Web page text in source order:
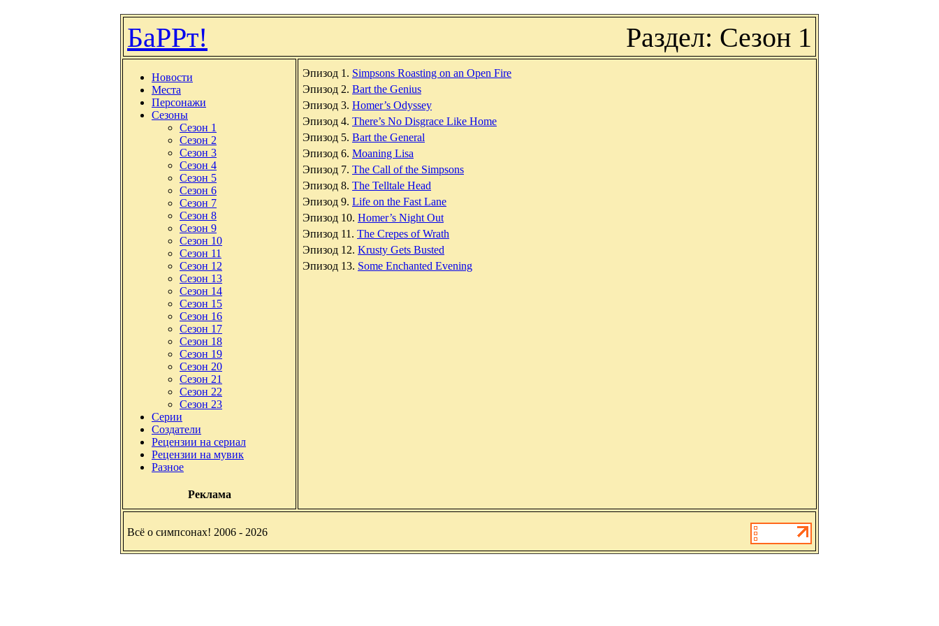
БаРРт! Раздел: Сезон 1
Новости
Места
Персонажи
Сезоны
Сезон 1
Сезон 2
Сезон 3
Сезон 4
Сезон 5
Сезон 6
Сезон 7
Сезон 8
Сезон 9
Сезон 10
Сезон 11
Сезон 12
Сезон 13
Сезон 14
Сезон 15
Сезон 16
Сезон 17
Сезон 18
Сезон 19
Сезон 20
Сезон 21
Сезон 22
Сезон 23
Серии
Создатели
Рецензии на сериал
Рецензии на мувик
Разное
Реклама
Эпизод 1. Simpsons Roasting on an Open Fire
Эпизод 2. Bart the Genius
Эпизод 3. Homer’s Odyssey
Эпизод 4. There’s No Disgrace Like Home
Эпизод 5. Bart the General
Эпизод 6. Moaning Lisa
Эпизод 7. The Call of the Simpsons
Эпизод 8. The Telltale Head
Эпизод 9. Life on the Fast Lane
Эпизод 10. Homer’s Night Out
Эпизод 11. The Crepes of Wrath
Эпизод 12. Krusty Gets Busted
Эпизод 13. Some Enchanted Evening
Всё о симпсонах! 2006 - 2026